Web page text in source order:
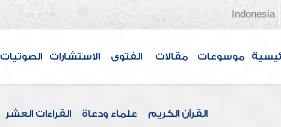
Indonesia
موسوعات مقالات الفتوى الاستشارات الصوتيات
القرآن الكريم علماء ودعاة القراءات العشر